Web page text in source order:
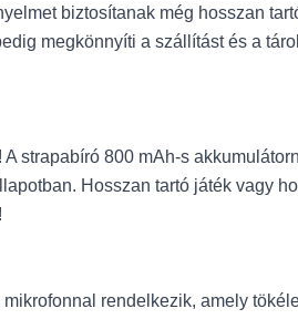
biztosítanak még hosszan
megkönnyíti a szállítást és a
strapabíró 800 mAh-s
Hosszan tartó játék vagy
rendelkezik, amely